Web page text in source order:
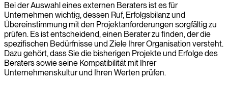
Bei der Auswahl eines externen Beraters ist es für
Unternehmen wichtig, dessen Ruf, Erfolgsbilanz und
Übereinstimmung mit den Projektanforderungen sorgfältig zu
prüfen. Es ist entscheidend, einen Berater zu finden, der die
spezifischen Bedürfnisse und Ziele Ihrer Organisation versteht.
Dazu gehört, dass Sie die bisherigen Projekte und Erfolge des
Beraters sowie seine Kompatibilität mit Ihrer
Unternehmenskultur und Ihren Werten prüfen.